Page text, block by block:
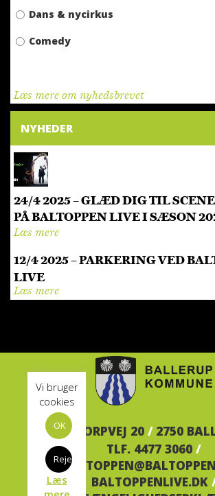
Dans & nycirkus
Comedy
Læs mere om nyhedsbrevet
NYHEDER
24/4 2025 – GLÆD DIG TIL
PÅ BALTOPPEN LIVE I SÆSON
Læs mere
12/4 2025 – PARKERING VED
LIVE
Læs mere
Vi bruger
cookies
OK
Reject
Læs
BALTORPVEJ 20 / 2750
TLF. 4477 3060 /
BALTOPPENLIVE.DK